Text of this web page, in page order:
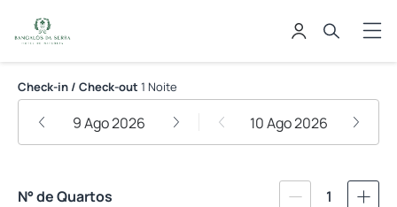
Hotel Bangalôs da Serra
Check-in / Check-out 1 Noite
9 Ago 2026 10 Ago 2026
N° de Quartos 1